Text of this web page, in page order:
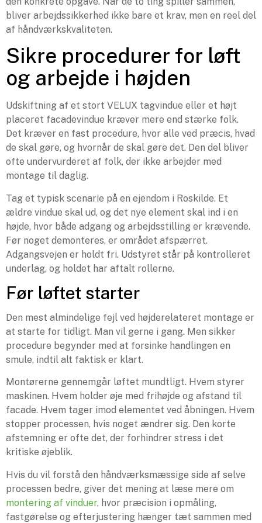
bliver arbejdssikkerhed ikke bare et krav, men en reel del
af håndværkskvaliteten.
Sikre procedurer for løft
og arbejde i højden
Udskiftning af et stort VELUX tagvindue eller et højt
placeret facadevindue kræver mere end stærke folk.
Det kræver en fast procedure, hvor alle ved præcis, hvad
de skal gøre, og hvornår de skal gøre det. Den del bliver
ofte undervurderet af folk, der ikke arbejder med
montage til daglig.
Tag et typisk scenarie på en ejendom i Roskilde. Et
ældre vindue skal ud, og det nye element skal ind i en
højde, hvor både adgang og arbejdsstilling er krævende.
Før noget demonteres, er området afspærret.
Adgangsvejen er holdt fri. Udstyret står på kontrolleret
underlag, og holdet har aftalt rollerne.
Før løftet starter
Den mest almindelige fejl ved højderelateret montage er
at starte for tidligt. Man vil gerne i gang. Men sikker
procedure begynder med at forsinke handlingen en
smule, indtil alt faktisk er klart.
Montørerne gennemgår løftet mundtligt. Hvem styrer
maskinen. Hvem holder øje med frihøjde og afstand til
facade. Hvem tager imod elementet ved åbningen. Hvem
stopper processen, hvis noget ændrer sig. Den korte
afstemning er ofte det, der forhindrer stress i det
kritiske øjeblik.
Hvis du vil forstå den håndværksmæssige side af selve
processen bedre, giver det mening at læse mere om
montering af vinduer, hvor præcision i opmåling,
fastgørelse og efterjustering hænger tæt sammen med